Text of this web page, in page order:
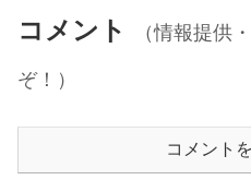
コメント
（情報提供
ぞ！）
コメント